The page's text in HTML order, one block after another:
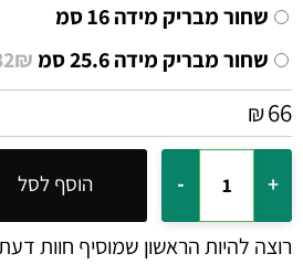
שחור מבריק מידה 16 סמ
שחור מבריק מידה 25.6 סמ
+
₪66
הוסף לסל
רוצה להיות הראשון שמוסיף חוות